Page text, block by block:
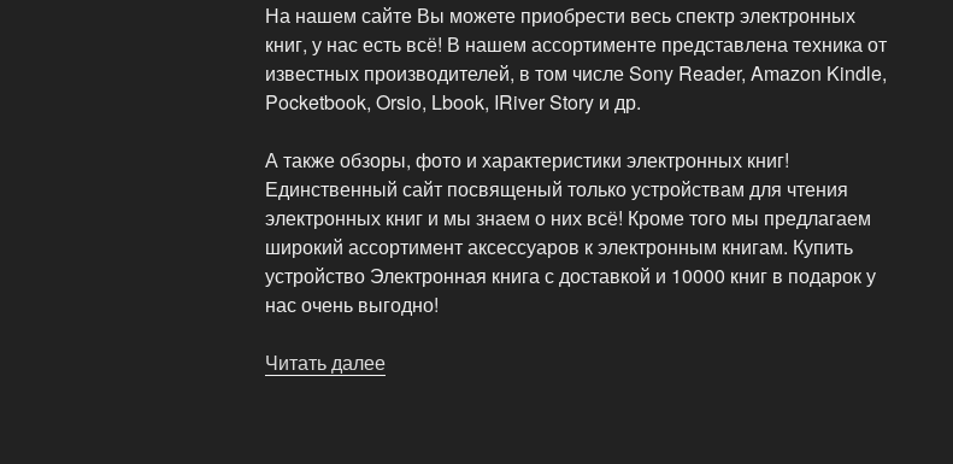
На нашем сайте Вы можете приобрести весь спектр электронных
книг, у нас есть всё! В нашем ассортименте представлена техника от
известных производителей, в том числе Sony Reader, Amazon Kindle,
Pocketbook, Orsio, Lbook, IRiver Story и др.
А также обзоры, фото и характеристики электронных книг!
Единственный сайт посвященый только устройствам для чтения
электронных книг и мы знаем о них всё! Кроме того мы предлагаем
широкий ассортимент аксессуаров к электронным книгам. Купить
устройство Электронная книга с доставкой и 10000 книг в подарок у
нас очень выгодно!
Читать далее